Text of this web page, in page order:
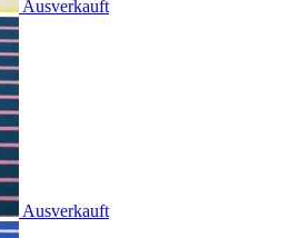
Ausverkauft
Ausverkauft